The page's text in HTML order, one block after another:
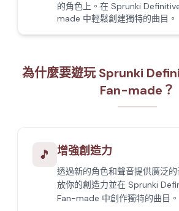
的角色上。在 Sprunki
made 中輕鬆創建獨特的曲目。
為什麼要遊玩 Sprunki
Fan-made？
🎵 增強創造力
透過新的角色和聲音提供廣泛
放你的創造力並在 Sprunki
Fan-made 中創作獨特的曲目。